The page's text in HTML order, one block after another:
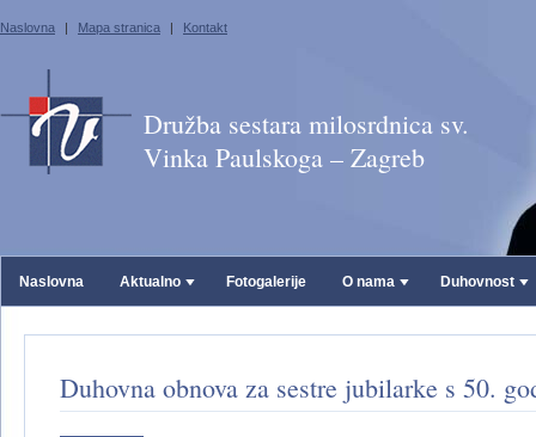
Naslovna | Mapa stranica | Kontakt
Družba sestara milosrdnica sv.
Vinka Paulskoga – Zagreb
Naslovna Aktualno Fotogalerije O nama Duhovnost
Duhovna obnova za sestre jubilarke s 50.